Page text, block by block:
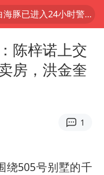
台风白海豚已进入24小时警戒线
国乒男单横滨冠军赛全军覆没
高县4.9级地震致1死
板块集体大跌
东航：国内客票提前14天免费退改
陈梓诺上交
房，洪金奎
1
绕505号别墅的千